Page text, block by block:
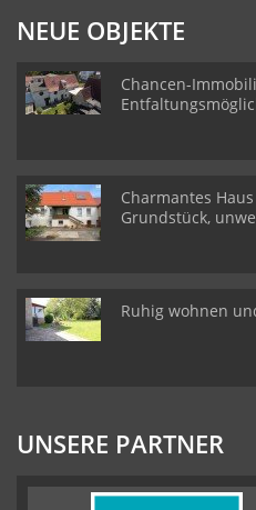
NEUE OBJEKTE
Chancen-
Charmantes
Grundstück,
Ruhig wohnen
UNSERE PARTNER